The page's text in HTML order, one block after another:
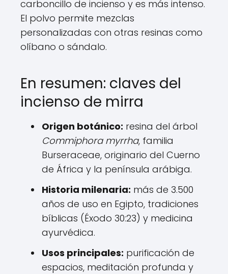
carboncillo de incienso y es más intenso.
El polvo permite mezclas
personalizadas con otras resinas como
olíbano o sándalo.
En resumen: claves del
incienso de mirra
Origen botánico: resina del árbol
Commiphora myrrha, familia
Burseraceae, originario del Cuerno
de África y la península arábiga.
Historia milenaria: más de 3.500
años de uso en Egipto, tradiciones
bíblicas (Éxodo 30:23) y medicina
ayurvédica.
Usos principales: purificación de
espacios, meditación profunda y